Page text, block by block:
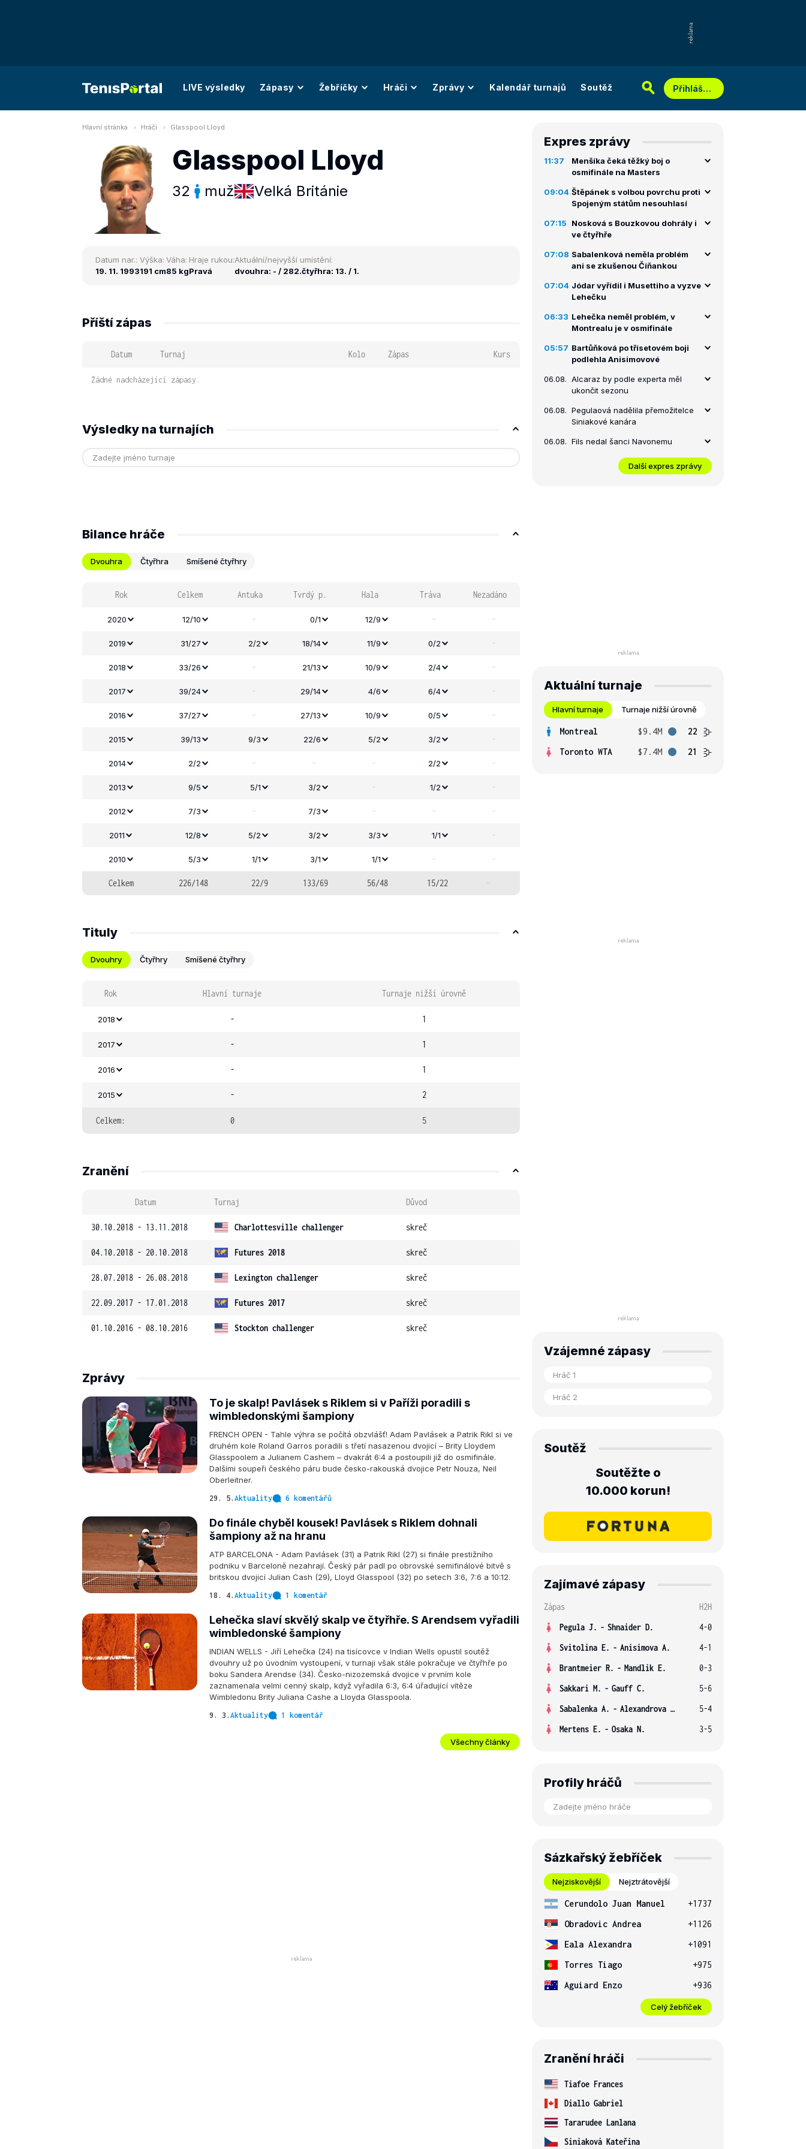
LIVE výsledky Zápasy Žebříčky Hráči Zprávy Kalendář turnajů Soutěž Přihlášení
Hlavní stránka Hráči Glasspool Lloyd
Glasspool Lloyd
32 muž Velká Británie
Datum nar.:
19. 11. 1993
Výška:
191 cm
Váha:
85 kg
Hraje rukou:
Pravá
Aktuální/nejvyšší umístění:
dvouhra: - / 282.čtyřhra: 13. / 1.
Příští zápas
Datum Turnaj Kolo Zápas Kurs
Žádné nadcházející zápasy.
Výsledky na turnajích
Bilance hráče
Dvouhra Čtyřhra Smíšené čtyřhry
Rok Celkem Antuka Tvrdý p. Hala Tráva Nezadáno
2020 12/10 - 0/1 12/9 - -
2019 31/27 2/2 18/14 11/9 0/2 -
2018 33/26 - 21/13 10/9 2/4 -
2017 39/24 - 29/14 4/6 6/4 -
2016 37/27 - 27/13 10/9 0/5 -
2015 39/13 9/3 22/6 5/2 3/2 -
2014 2/2 - - - 2/2 -
2013 9/5 5/1 3/2 - 1/2 -
2012 7/3 - 7/3 - - -
2011 12/8 5/2 3/2 3/3 1/1 -
2010 5/3 1/1 3/1 1/1 - -
Celkem 226/148 22/9 133/69 56/48 15/22 -
Tituly
Dvouhry Čtyřhry Smíšené čtyřhry
Rok Hlavní turnaje Turnaje nižší úrovně
2018 - 1
2017 - 1
2016 - 1
2015 - 2
Celkem: 0 5
Zranění
Datum Turnaj Důvod
30.10.2018 - 13.11.2018 Charlottesville challenger skreč
04.10.2018 - 20.10.2018 Futures 2018 skreč
28.07.2018 - 26.08.2018 Lexington challenger skreč
22.09.2017 - 17.01.2018 Futures 2017 skreč
01.10.2016 - 08.10.2016 Stockton challenger skreč
Zprávy
To je skalp! Pavlásek s Riklem si v Paříži poradili s
wimbledonskými šampiony
FRENCH OPEN - Tahle výhra se počítá obzvlášť! Adam Pavlásek a Patrik Rikl si ve
druhém kole Roland Garros poradili s třetí nasazenou dvojicí – Brity Lloydem
Glasspoolem a Julianem Cashem – dvakrát 6:4 a postoupili již do osmifinále.
Dalšími soupeři českého páru bude česko-rakouská dvojice Petr Nouza, Neil
Oberleitner.
29. 5. Aktuality 6 komentářů
Do finále chyběl kousek! Pavlásek s Riklem dohnali
šampiony až na hranu
ATP BARCELONA - Adam Pavlásek (31) a Patrik Rikl (27) si finále prestižního
podniku v Barceloně nezahrají. Český pár padl po obrovské semifinálové bitvě s
britskou dvojicí Julian Cash (29), Lloyd Glasspool (32) po setech 3:6, 7:6 a 10:12.
18. 4. Aktuality 1 komentář
Lehečka slaví skvělý skalp ve čtyřhře. S Arendsem vyřadili
wimbledonské šampiony
INDIAN WELLS - Jiří Lehečka (24) na tisícovce v Indian Wells opustil soutěž
dvouhry už po úvodním vystoupení, v turnaji však stále pokračuje ve čtyřhře po
boku Sandera Arendse (34). Česko-nizozemská dvojice v prvním kole
zaznamenala velmi cenný skalp, když vyřadila 6:3, 6:4 úřadující vítěze
Wimbledonu Brity Juliana Cashe a Lloyda Glasspoola.
9. 3. Aktuality 1 komentář
Všechny články
Expres zprávy
11:37
Menšíka čeká těžký boj o
osmifinále na Masters
09:04 Štěpánek s volbou povrchu proti
Spojeným státům nesouhlasí
07:15
Nosková s Bouzkovou dohrály i
ve čtyřhře
07:08 Sabalenková neměla problém
ani se zkušenou Číňankou
07:04 Jódar vyřídil i Musettiho a vyzve
Lehečku
06:33 Lehečka neměl problém, v
Montrealu je v osmifinále
05:57 Bartůňková po třísetovém boji
podlehla Anisimovové
06.08. Alcaraz by podle experta měl
ukončit sezonu
06.08. Pegulaová nadělila přemožitelce
Siniakové kanára
06.08. Fils nedal šanci Navonemu
Další expres zprávy
Aktuální turnaje
Hlavní turnaje Turnaje nižší úrovně
Montreal $9.4M
22
Toronto WTA
$7.4M 21
Vzájemné zápasy
Soutěž
Soutěžte o
10.000 korun!
Zajímavé zápasy
Zápas
H2H
Pegula J. - Shnaider D.
4-0
Svitolina E. - Anisimova A.
4-1
Brantmeier R. - Mandlik E.
0-3
Sakkari M. - Gauff C.
5-6
Sabalenka A. - Alexandrova E.
5-4
Mertens E. - Osaka N. 3-5
Profily hráčů
Sázkařský žebříček
Nejziskovější Nejztrátovější
Cerundolo Juan Manuel
+1737
Obradovic Andrea
+1126
Eala Alexandra
+1091
Torres Tiago
+975
Aguiard Enzo
+936
Celý žebříček
Zranění hráči
Tiafoe Frances
Diallo Gabriel
Tararudee Lanlana
Siniaková Kateřina